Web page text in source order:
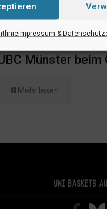
Impressum &
Münster
Mehr lesen
Uni Baskets